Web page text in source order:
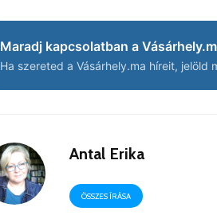
Maradj kapcsolatban a
Ha szereted a Vásárhely.ma híreit, jelöld
Antal Erika
ÖSSZES ÍRÁSA